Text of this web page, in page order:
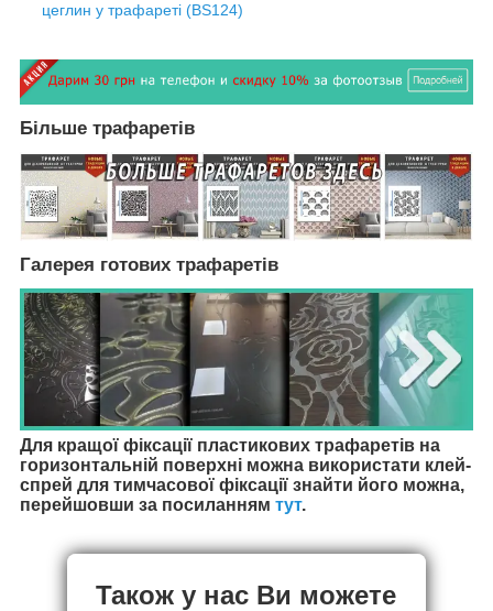
цеглин у трафареті (BS124)
Більше трафаретів
Галерея готових трафаретів
Для кращої фіксації пластикових трафаретів на
горизонтальній поверхні можна використати клей-
спрей для тимчасової фіксації знайти його можна,
перейшовши за посиланням тут.
Також у нас Ви можете